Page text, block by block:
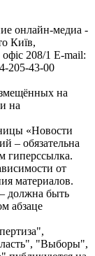
онлайн-медиа -
Київ,
208/1 E-mail:
205-43-00
на
на
«Новости
– обязательна
гиперссылка.
от
материалов.
должна быть
абзаце
"Выборы",